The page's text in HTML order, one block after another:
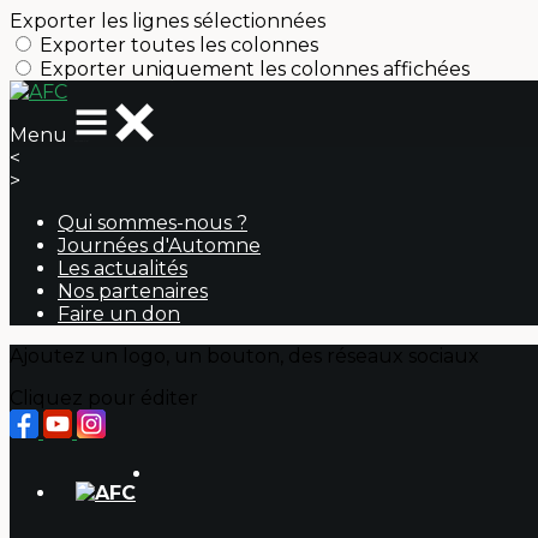
Exporter les lignes sélectionnées
Exporter toutes les colonnes
Exporter uniquement les colonnes affichées
Menu
<
>
Qui sommes-nous ?
Journées d'Automne
Les actualités
Nos partenaires
Faire un don